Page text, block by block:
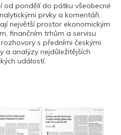
od pondělí do pátku všeobecné
prvky a komentáři.
největší prostor ekonomickým
finančním trhům a servisu
s předními českými
a analýzy nejdůležitějších
událostí.